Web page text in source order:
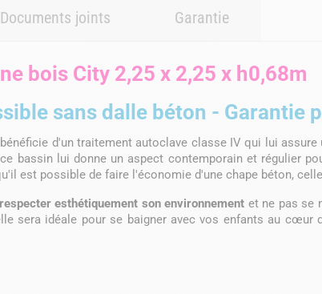
Documents joints Garantie
bois City 2,25 x 2,25 x h0,68m
sans dalle béton - Garantie
d'un traitement autoclave classe IV qui lui
bassin lui donne un aspect contemporain et régulier
est possible de faire l'économie d'une chape béton,
esthétiquement son environnement et ne pas se
sera idéale pour se baigner avec vos enfants au